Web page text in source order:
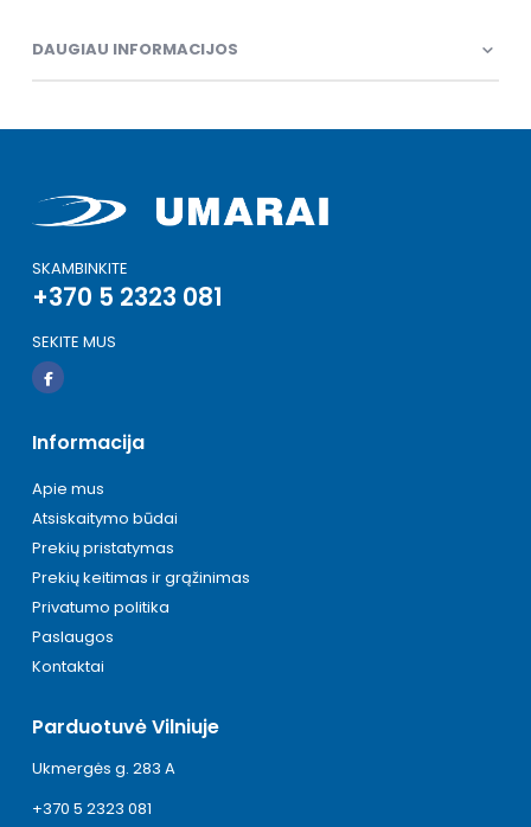
DAUGIAU INFORMACIJOS
SKAMBINKITE
+370 5 2323 081
SEKITE MUS
Informacija
Apie mus
Atsiskaitymo būdai
Prekių pristatymas
Prekių keitimas ir grąžinimas
Privatumo politika
Paslaugos
Kontaktai
Parduotuvė Vilniuje
Ukmergės g. 283 A
+370 5 2323 081